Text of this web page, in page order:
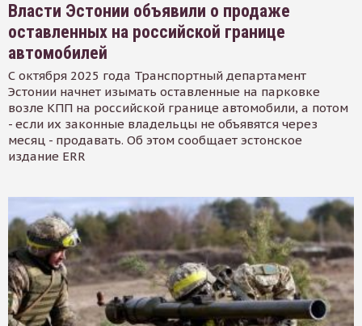
Власти Эстонии объявили о продаже
оставленных на российской границе
автомобилей
С октября 2025 года Транспортный департамент
Эстонии начнет изымать оставленные на парковке
возле КПП на российской границе автомобили, а потом
- если их законные владельцы не объявятся через
месяц - продавать. Об этом сообщает эстонское
издание ERR